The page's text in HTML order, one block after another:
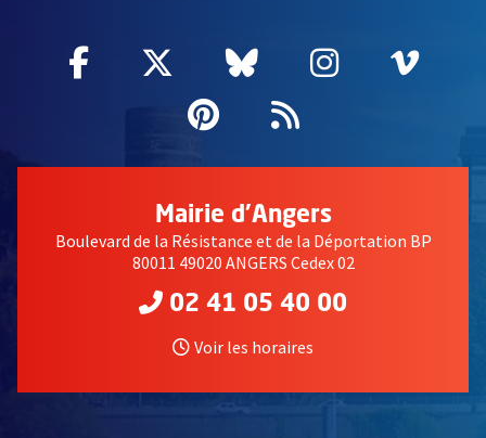
Facebook
, Ouvre une nouvelle fenêtre
Twitter
, Ouvre une nouvelle
Bluesky
, Ouvre une
Instagram
, Ouvre
,
Pinterest
, Ouvre une
Flux RSS
Mairie d'Angers
Boulevard de la Résistance et de la Déportation BP
80011 49020 ANGERS Cedex 02
02 41 05 40 00
Voir les horaires